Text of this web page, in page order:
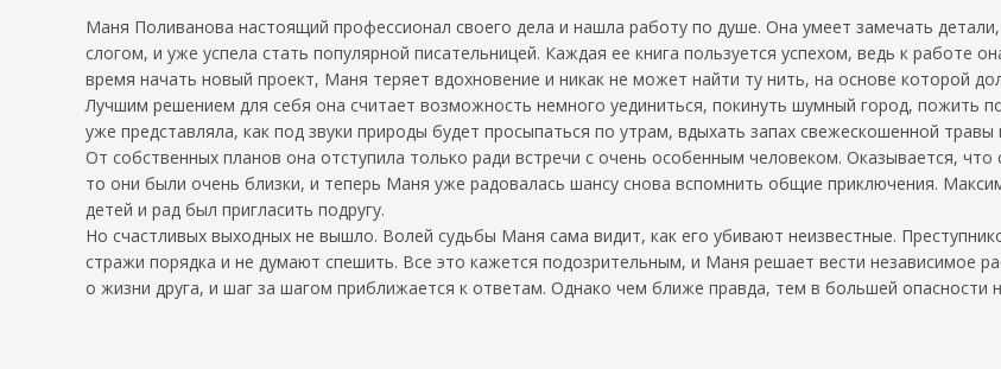
Маня Поливанова настоящий профессионал своего дела и нашла работу по душе. Она умеет замечать
слогом, и уже успела стать популярной писательницей. Каждая ее книга пользуется успехом, ведь к работе
время начать новый проект, Маня теряет вдохновение и никак не может найти ту нить, на основе которой
Лучшим решением для себя она считает возможность немного уединиться, покинуть шумный город, пожить
уже представляла, как под звуки природы будет просыпаться по утрам, вдыхать запах свежескошенной
От собственных планов она отступила только ради встречи с очень особенным человеком. Оказывается,
то они были очень близки, и теперь Маня уже радовалась шансу снова вспомнить общие приключения.
детей и рад был пригласить подругу.
Но счастливых выходных не вышло. Волей судьбы Маня сама видит, как его убивают неизвестные.
стражи порядка и не думают спешить. Все это кажется подозрительным, и Маня решает вести независимое
о жизни друга, и шаг за шагом приближается к ответам. Однако чем ближе правда, тем в большей опасности